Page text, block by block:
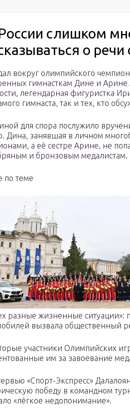
слишком
о речи
вокруг олимпийского
гимнасткам Дине и
легендарная фигуристка
гимнаста, так и тех, кто
для спора послужило
Дина, занявшая в личном
а её сестре Арине, не
и бронзовым медалистам.
по теме
разные жизненные
вызвала общественный
участники Олимпийских
им за завоевание
«Спорт-Экспресс»
победу в командном
«лёгкое недопонимание».